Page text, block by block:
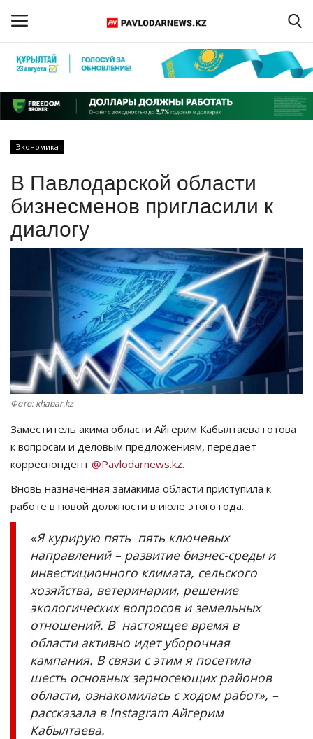
Регистрация
Главная
ПАВЛОДАРСКАЯ ОБЛАСТЬ
КАЗАХСТАН
СПЕЦПРОЕКТЫ
Чек-лист
РАЗВЛЕЧЕНИЯ
OFFICIAL
Язык
Қазақша Русский
Экономика
В Павлодарской области
бизнесменов пригласили к
диалогу
Фото: khabar.kz
Заместитель акима области Айгерим Кабылтаева готова
к вопросам и деловым предложениям, передает
корреспондент @Pavlodarnews.kz.
Вновь назначенная замакима области приступила к
работе в новой должности в июле этого года.
«Я курирую пять пять ключевых
направлений – развитие бизнес-среды и
инвестиционного климата, сельского
хозяйства, ветеринарии, решение
экологических вопросов и земельных
отношений. В настоящее время в
области активно идет уборочная
кампания. В связи с этим я посетила
шесть основных зерносеющих районов
области, ознакомилась с ходом работ», –
рассказала в Instagram Айгерим
Кабылтаева.